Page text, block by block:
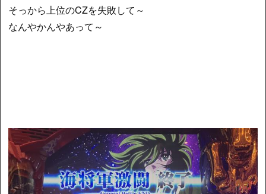
そっから上位のCZを失敗して～
なんやかんやあって～